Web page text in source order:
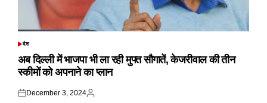
POSTED
देश
अब दिल्ली में भाजपा भी ला रही मुफ्त सौगातें, केजरीवाल की तीन
स्कीमों को अपनाने का प्लान
Posted
December 3, 2024
Posted